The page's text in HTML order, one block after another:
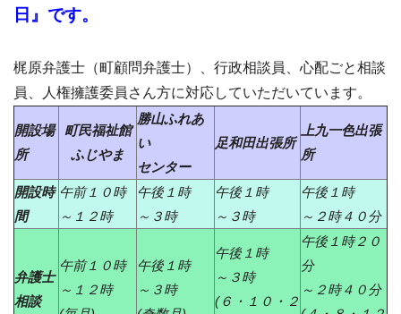
日』です。
梶原弁護士（町顧問弁護士）、行政相談員、心配ごと相談
員、人権擁護委員さん方に対応していただいています。
開設場
所
町民福祉館
ふじやま
勝山ふれあ
い
センター
足和田出張所
上九一色出張
所
開設時
間
午前１０時
～１２時
午後１時
～３時
午後１時
～３時
午後１時
～２時４０分
弁護士
相談
午前１０時
～１２時
午後１時
～３時
午後１時
～３時
(６・１０・２
午後１時２０
分
～２時４０分